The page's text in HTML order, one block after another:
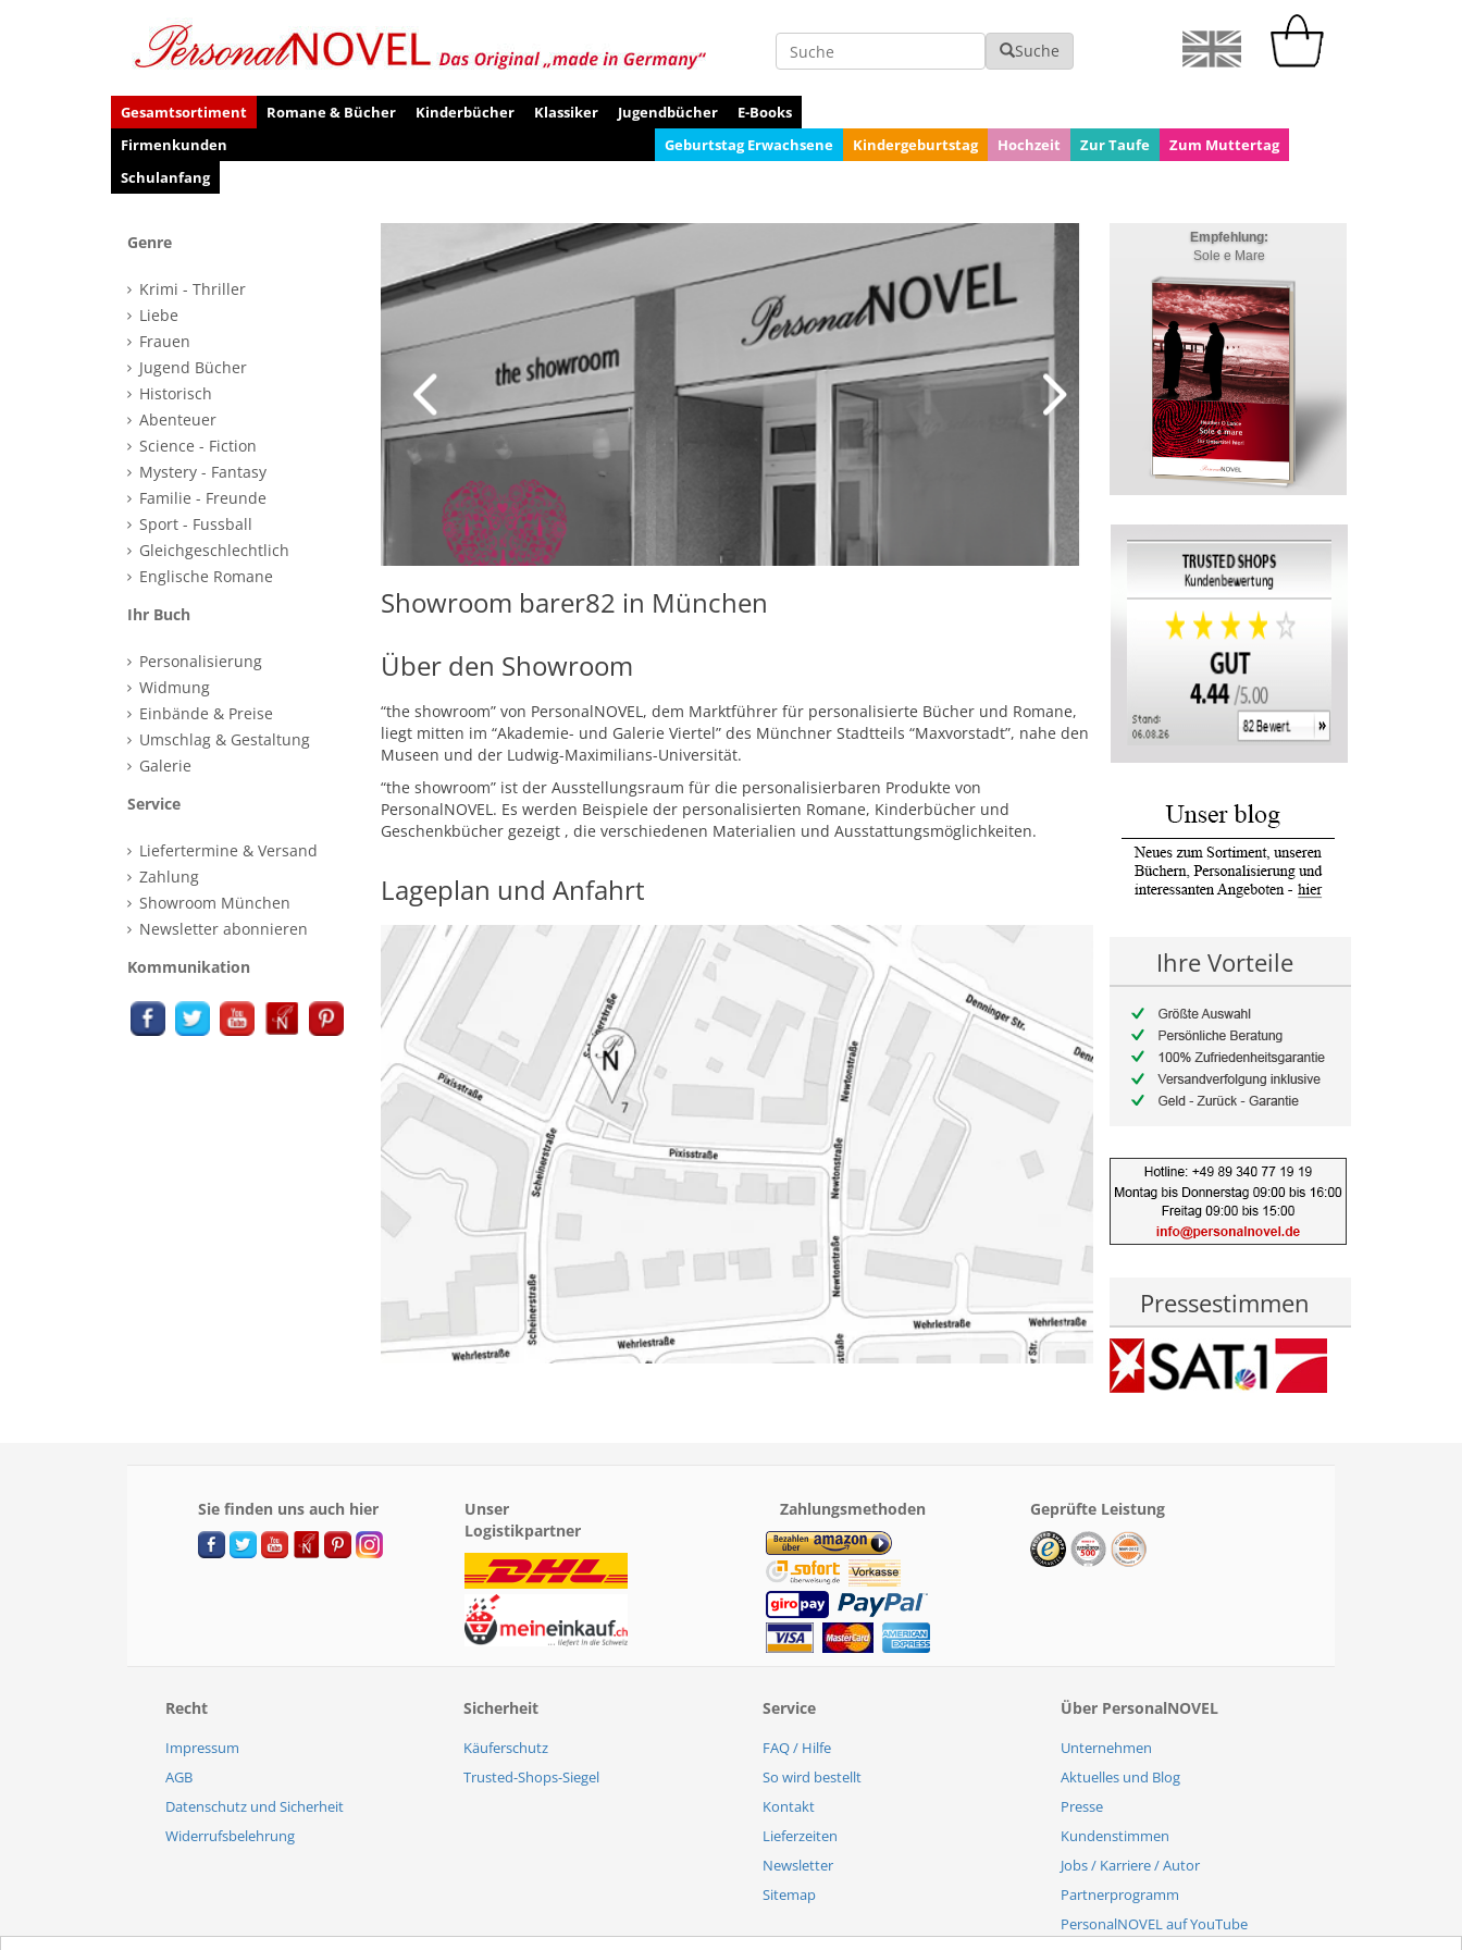
Suche Suche
Gesamtsortiment Romane & Bücher Kinderbücher Klassiker Jugendbücher
E-Books
Firmenkunden
Geburtstag Erwachsene Kindergeburtstag Hochzeit Zur Taufe
Zum Muttertag
Schulanfang
Genre
Krimi - Thriller
Liebe
Frauen
Jugend Bücher
Historisch
Abenteuer
Science - Fiction
Mystery - Fantasy
Familie - Freunde
Sport - Fussball
Gleichgeschlechtlich
Englische Romane
Ihr Buch
Personalisierung
Widmung
Einbände & Preise
Umschlag & Gestaltung
Galerie
Service
Liefertermine & Versand
Zahlung
Showroom München
Newsletter abonnieren
Kommunikation
Showroom barer82 in München
Über den Showroom
“the showroom” von PersonalNOVEL, dem Marktführer für personalisierte Bücher und Romane,
liegt mitten im “Akademie- und Galerie Viertel” des Münchner Stadtteils “Maxvorstadt”, nahe den
Museen und der Ludwig-Maximilians-Universität.
“the showroom” ist der Ausstellungsraum für die personalisierbaren Produkte von
PersonalNOVEL. Es werden Beispiele der personalisierten Romane, Kinderbücher und
Geschenkbücher gezeigt , die verschiedenen Materialien und Ausstattungsmöglichkeiten.
Lageplan und Anfahrt
Empfehlung:
Sole e Mare
Ihre Vorteile
Pressestimmen
Sie finden uns auch hier
Unser
Logistikpartner
Zahlungsmethoden Geprüfte Leistung
Recht
Impressum
AGB
Datenschutz und Sicherheit
Widerrufsbelehrung
Sicherheit
Käuferschutz
Trusted-Shops-Siegel
Service
FAQ / Hilfe
So wird bestellt
Kontakt
Lieferzeiten
Newsletter
Sitemap
Über PersonalNOVEL
Unternehmen
Aktuelles und Blog
Presse
Kundenstimmen
Jobs / Karriere / Autor
Partnerprogramm
PersonalNOVEL auf YouTube